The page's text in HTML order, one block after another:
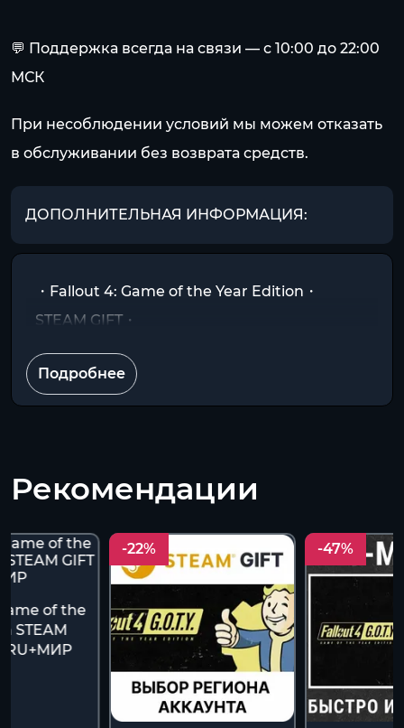
💬 Поддержка всегда на связи — с 10:00 до 22:00
МСК
При несоблюдении условий мы можем отказать
в обслуживании без возврата средств.
ДОПОЛНИТЕЛЬНАЯ ИНФОРМАЦИЯ:
・Fallout 4: Game of the Year Edition・
STEAM GIFT・
Подробнее
Рекомендации
of the
STEAM
RU+МИР
-22% -47%